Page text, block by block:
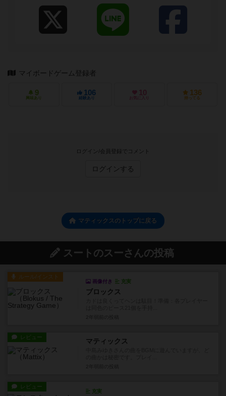
マイボードゲーム登録者
9
興味あり
106
経験あり
10
お気に入り
136
持ってる
ログイン/会員登録でコメント
ログインする
マティックスのトップに戻る
スートのスーさんの投稿
ルール/インスト
画像付き 充実
ブロックス
レビュー マティックス
レビュー
充実